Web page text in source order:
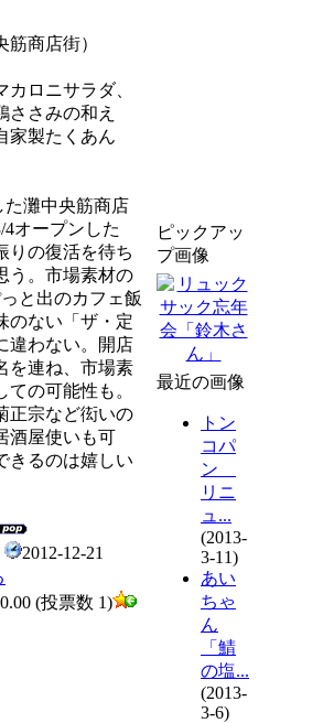
商店街）
ロニサラダ、
ささみの和え
家製たくあん
た灘中央筋商店
オープンした
りの復活を待ち
う。市場素材の
と出のカフェ飯
のない「ザ・定
違わない。開店
を連ね、市場素
の可能性も。
正宗など衒いの
酒屋使いも可
きるのは嬉しい
2012-12-21
(投票数 1)
ピックアッ
プ画像
最近の画像
トン
コパ
ン
リニ
ュ...
(2013-
3-11)
あい
ちゃ
ん
「鯖
の塩...
(2013-
3-6)